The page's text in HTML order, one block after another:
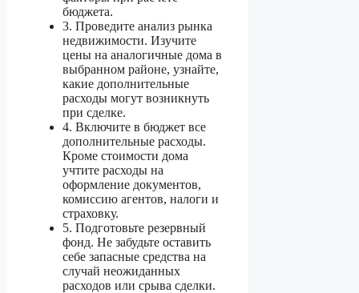
бюджета.
3. Проведите анализ рынка
недвижимости. Изучите
цены на аналогичные дома в
выбранном районе, узнайте,
какие дополнительные
расходы могут возникнуть
при сделке.
4. Включите в бюджет все
дополнительные расходы.
Кроме стоимости дома
учтите расходы на
оформление документов,
комиссию агентов, налоги и
страховку.
5. Подготовьте резервный
фонд. Не забудьте оставить
себе запасные средства на
случай неожиданных
расходов или срыва сделки.